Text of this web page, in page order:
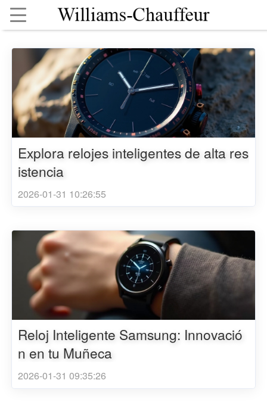
Explora relojes inteligentes de alta res
istencia
2026-01-31 10:26:55
Reloj Inteligente Samsung: Innovació
n en tu Muñeca
2026-01-31 09:35:26